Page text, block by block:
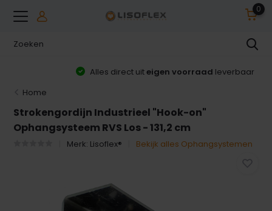
0
Alles direct uiteigen voorraadleverbaar
Home
Strokengordijn Industrieel "Hook-on"
Ophangsysteem RVS Los - 131,2 cm
Merk: Lisoflex® Bekijk alles Ophangsystemen